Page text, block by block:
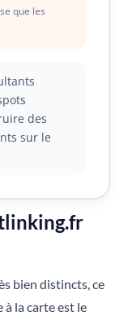
que les
des
sur le
bien distincts, ce
à la carte est le